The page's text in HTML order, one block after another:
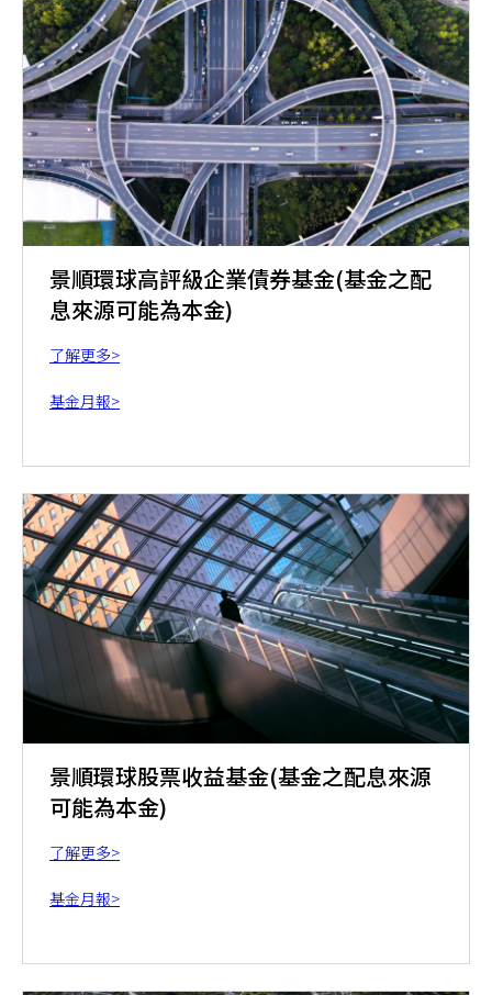
景順環球高評級企業債券基金(基金之配
息來源可能為本金)
了解更多>
基金月報>
景順環球股票收益基金(基金之配息來源
可能為本金)
了解更多>
基金月報>